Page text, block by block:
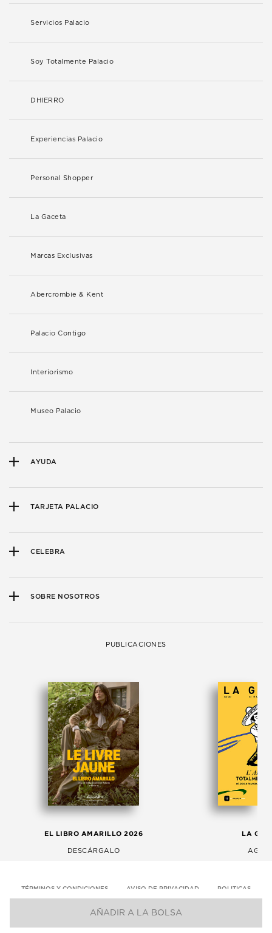
AÑADIR A LA BOLSA
Servicios Palacio
Soy Totalmente Palacio
DHIERRO
Experiencias Palacio
Personal Shopper
La Gaceta
Marcas Exclusivas
Abercrombie & Kent
Palacio Contigo
Interiorismo
Museo Palacio
AYUDA
TARJETA PALACIO
CELEBRA
SOBRE NOSOTROS
PUBLICACIONES
EL LIBRO AMARILLO 2026
DESCÁRGALO
LA
TÉRMINOS Y CONDICIONES AVISO DE PRIVACIDAD POLITICAS